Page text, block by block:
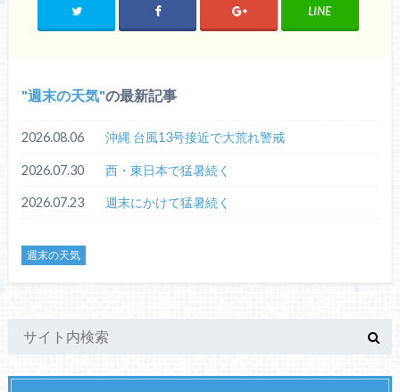
LINE
週末の天気 の最新記事
2026.08.06 沖縄 台風13号接近で大荒れ警戒
2026.07.30 西・東日本で猛暑続く
2026.07.23 週末にかけて猛暑続く
週末の天気